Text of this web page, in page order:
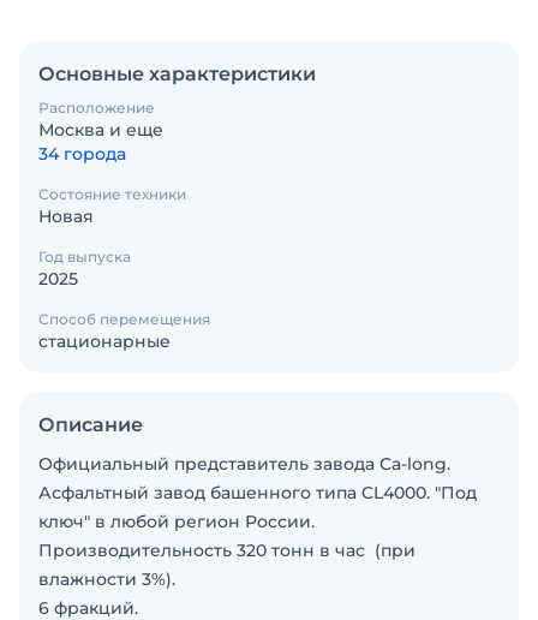
Основные характеристики
Расположение
Москва и еще
34 города
Состояние техники
Новая
Год выпуска
2025
Способ перемещения
стационарные
Описание
Официальный представитель завода Ca-long.
Асфальтный завод башенного типа CL4000. "Под
ключ" в любой регион России.
Производительность 320 тонн в час (при
влажности 3%).
6 фракций.